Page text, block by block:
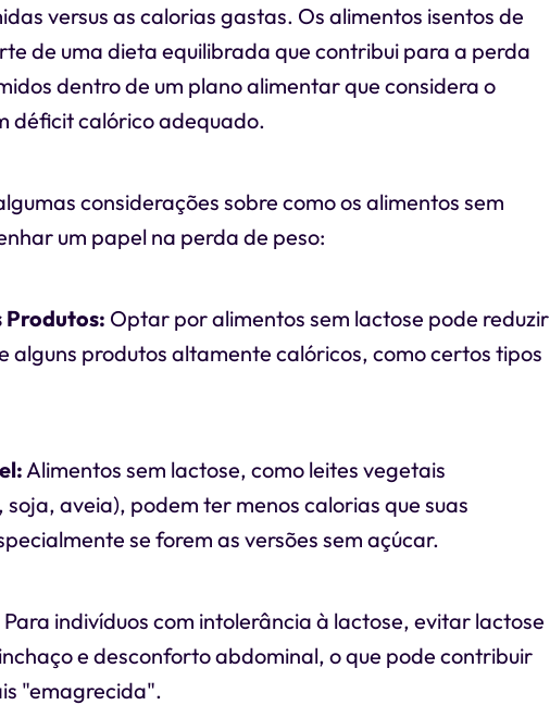
versus as calorias gastas. Os alimentos isentos de
de uma dieta equilibrada que contribui para a perda
dentro de um plano alimentar que considera o
déficit calórico adequado.
considerações sobre como os alimentos sem
um papel na perda de peso:
Produtos: Optar por alimentos sem lactose pode reduzir
alguns produtos altamente calóricos, como certos tipos
Alimentos sem lactose, como leites vegetais
aveia), podem ter menos calorias que suas
se forem as versões sem açúcar.
Para indivíduos com intolerância à lactose, evitar lactose
e desconforto abdominal, o que pode contribuir
"emagrecida".